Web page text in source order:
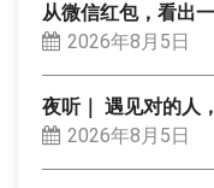
从微信红包，看出
2026年8月5日
夜听｜ 遇见对的人
2026年8月5日